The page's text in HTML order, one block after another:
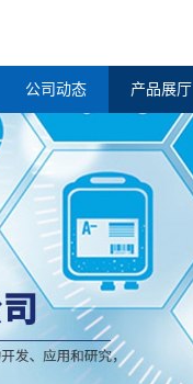
公司动态 产品展厅